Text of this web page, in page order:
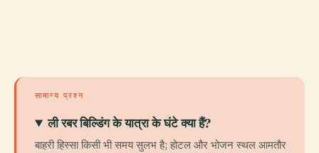
सामान्य प्रश्न
ली रबर बिल्डिंग के यात्रा के घंटे क्या हैं?
बाहरी हिस्सा किसी भी समय सुलभ है; होटल और भोजन स्थल आमतौर